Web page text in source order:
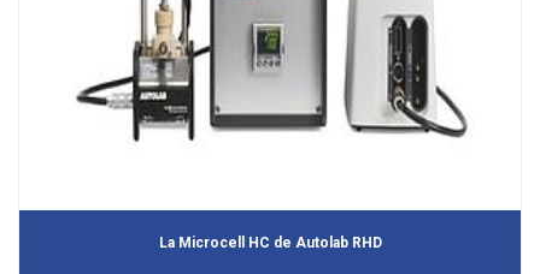
La Microcell HC de Autolab RHD